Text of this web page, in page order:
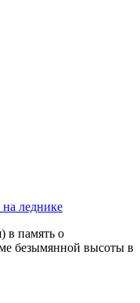
леднике
в память о
безымянной высоты в